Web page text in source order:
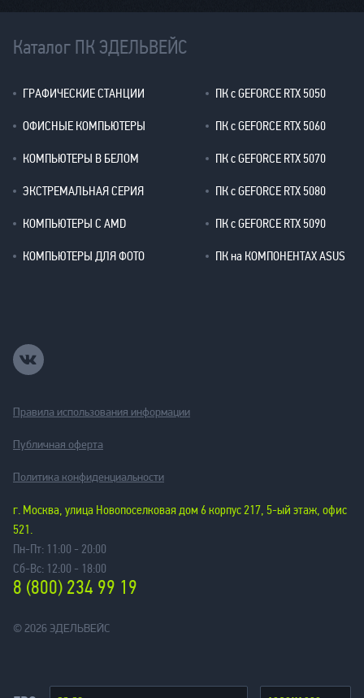
Каталог ПК ЭДЕЛЬВЕЙС
ГРАФИЧЕСКИЕ СТАНЦИИ
ОФИСНЫЕ КОМПЬЮТЕРЫ
КОМПЬЮТЕРЫ В БЕЛОМ
ЭКСТРЕМАЛЬНАЯ СЕРИЯ
КОМПЬЮТЕРЫ С AMD
КОМПЬЮТЕРЫ ДЛЯ ФОТО
ПК с GEFORCE RTX 5050
ПК с GEFORCE RTX 5060
ПК с GEFORCE RTX 5070
ПК с GEFORCE RTX 5080
ПК с GEFORCE RTX 5090
ПК на КОМПОНЕНТАХ ASUS
Правила использования информации
Публичная оферта
Политика конфиденциальности
г. Москва, улица Новопоселковая дом 6 корпус 217, 5-ый этаж, офис
521.
Пн-Пт: 11:00 - 20:00
Сб-Вс: 12:00 - 18:00
8 (800) 234 99 19
© 2026 ЭДЕЛЬВЕЙС